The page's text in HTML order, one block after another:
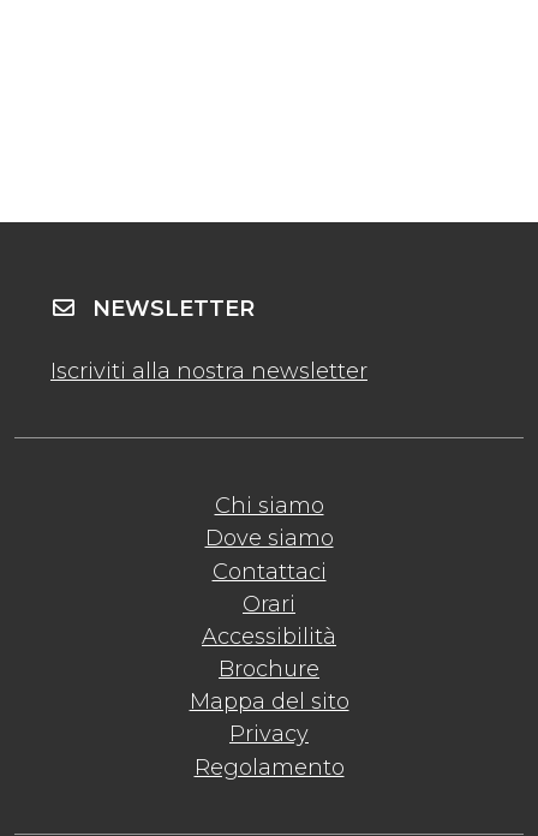
Chi siamo
Dove siamo
Contattaci
Orari
Accessibilità
Brochure
Mappa del sito
Privacy
Regolamento
NEWSLETTER
Iscriviti alla nostra newsletter